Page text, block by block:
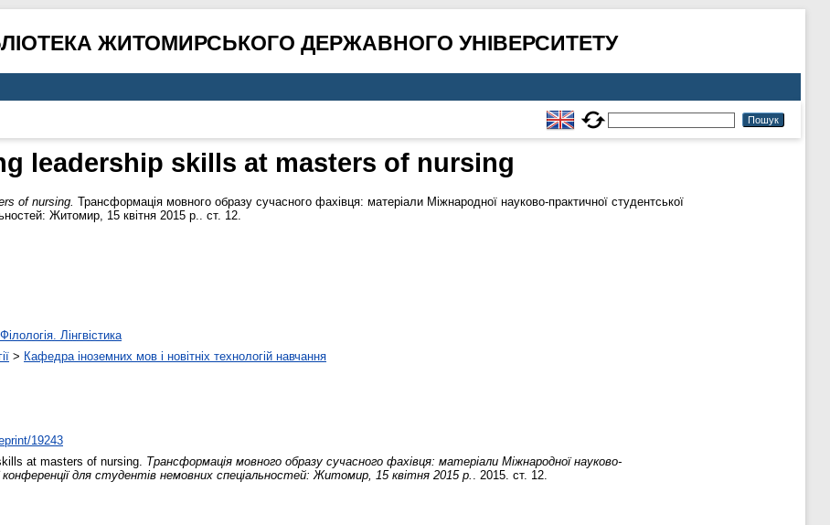
ЖИТОМИРСЬКОГО ДЕРЖАВНОГО УНІВЕРСИТЕТУ
leadership skills at masters of nursing
of nursing. Трансформація мовного образу сучасного фахівця: матеріали Міжнародної науково-практичної студентської
Житомир, 15 квітня 2015 р.. ст. 12.
Лінгвістика
> Кафедра іноземних мов і новітніх технологій навчання
19243
at masters of nursing. Трансформація мовного образу сучасного фахівця: матеріали Міжнародної науково-
для студентів немовних спеціальностей: Житомир, 15 квітня 2015 р. . 2015. ст. 12.